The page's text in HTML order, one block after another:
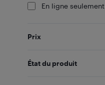
En ligne seulement
Prix
État du produit